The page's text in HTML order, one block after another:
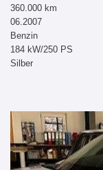
360.000 km
06.2007
Benzin
184 kW/250 PS
Silber